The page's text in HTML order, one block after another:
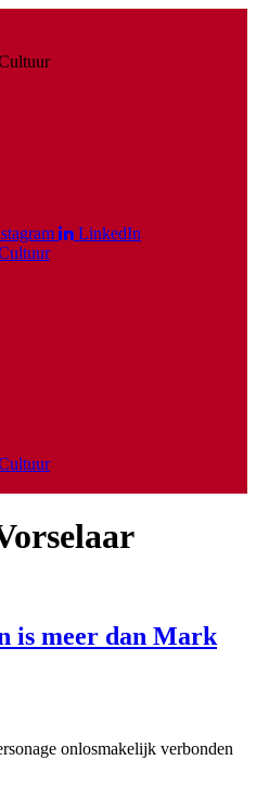
LinkedIn
is meer dan Mark
onlosmakelijk verbonden